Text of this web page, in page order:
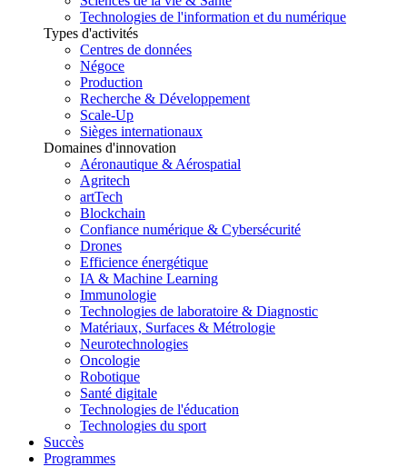
Technologies de l'information et du numérique
Types d'activités
Centres de données
Négoce
Production
Recherche & Développement
Scale-Up
Sièges internationaux
Domaines d'innovation
Aéronautique & Aérospatial
Agritech
artTech
Blockchain
Confiance numérique & Cybersécurité
Drones
Efficience énergétique
IA & Machine Learning
Immunologie
Technologies de laboratoire & Diagnostic
Matériaux, Surfaces & Métrologie
Neurotechnologies
Oncologie
Robotique
Santé digitale
Technologies de l'éducation
Technologies du sport
Succès
Programmes